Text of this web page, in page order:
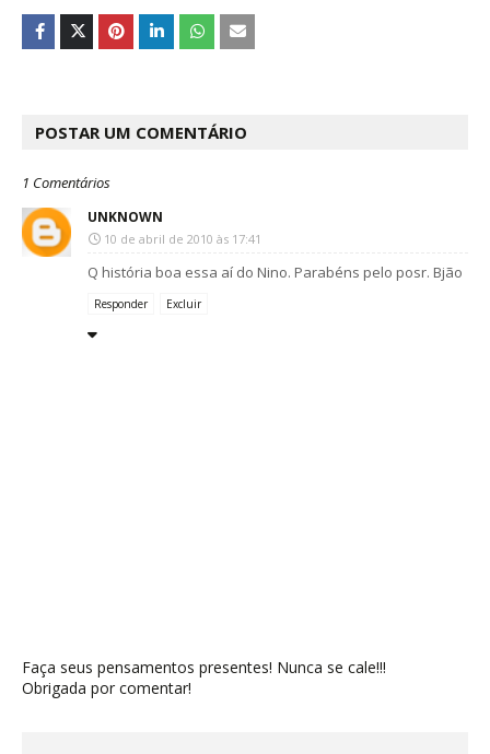
POSTAR UM COMENTÁRIO
1 Comentários
UNKNOWN
10 de abril de 2010 às 17:41
Q história boa essa aí do Nino. Parabéns pelo posr. Bjão
Responder Excluir
Faça seus pensamentos presentes! Nunca se cale!!!
Obrigada por comentar!